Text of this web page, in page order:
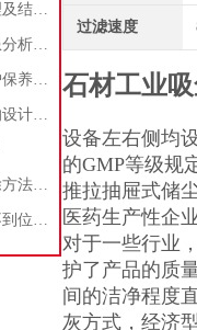
工业脉冲集尘机的工作原理及结构特点说明
石墨粉尘除尘器的安全隐患分析及应对措施
关于粉尘脉冲集尘器的维护保养问题
石墨粉尘除尘器处理风量的设计，你了解多少
脉冲工业集尘器的故障排除方法和注意事项
打磨抛光粉尘吸尘器维护不到位，那是你没有注意这些而已！
过滤速度
石材工业
设备左右侧均
的GMP等级规
推拉抽屉式储
医药生产性企
对于一些行业
护了产品的质
间的洁净程度
灰方式，经济